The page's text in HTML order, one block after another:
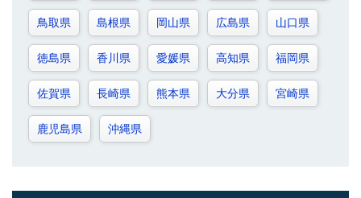
鳥取県 島根県 岡山県 広島県 山口県
徳島県 香川県 愛媛県 高知県 福岡県
佐賀県 長崎県 熊本県 大分県 宮崎県
鹿児島県 沖縄県